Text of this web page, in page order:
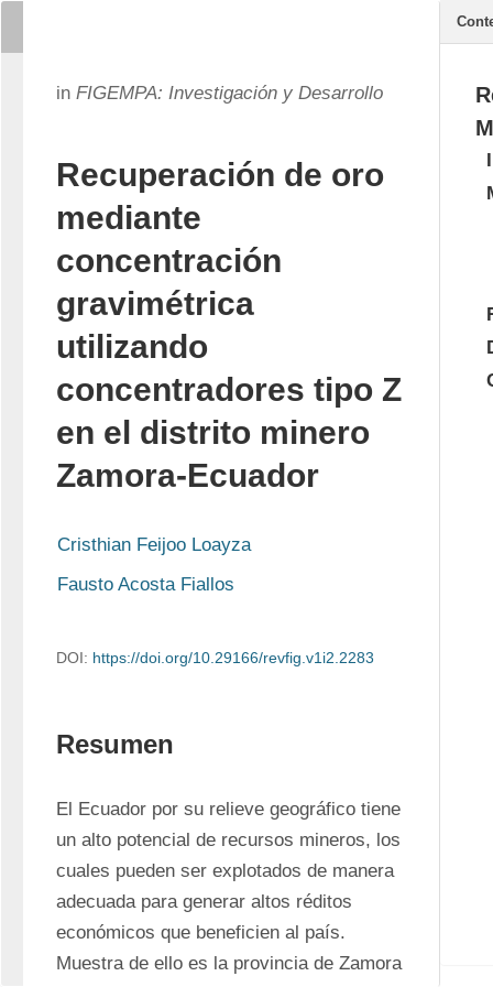
in FIGEMPA: Investigación y Desarrollo
Recuperación de oro
mediante
concentración
gravimétrica
utilizando
concentradores tipo Z
en el distrito minero
Zamora-Ecuador
Cristhian Feijoo Loayza
Fausto Acosta Fiallos
DOI: https://doi.org/10.29166/revfig.v1i2.2283
Resumen
El Ecuador por su relieve geográfico tiene
un alto potencial de recursos mineros, los
cuales pueden ser explotados de manera
adecuada para generar altos réditos
económicos que beneficien al país.
Muestra de ello es la provincia de Zamora